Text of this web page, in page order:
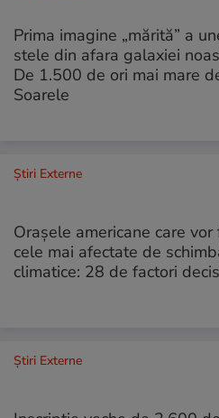
Prima imagine „mărită” a
stele din afara galaxiei
De 1.500 de ori mai mare
Soarele
Știri Externe
Orașele americane care vor
cele mai afectate de
climatice: 28 de factori
Știri Externe